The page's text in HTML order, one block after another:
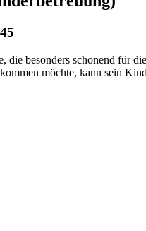
die besonders schonend
möchte, kann sein